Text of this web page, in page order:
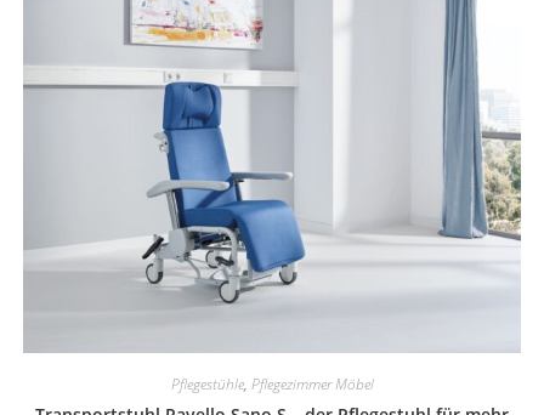
Pflegestühle, Pflegezimmer Möbel